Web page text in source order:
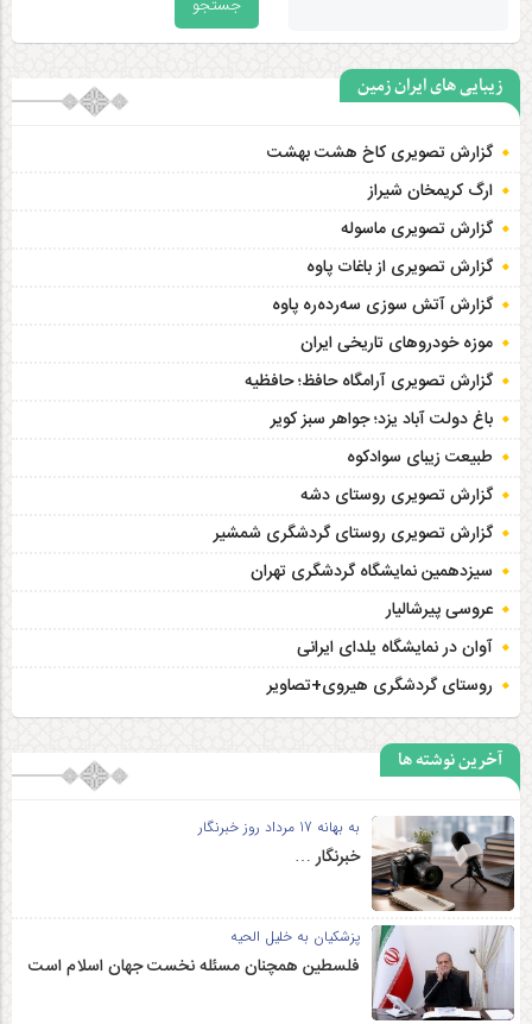
زیبایی های ایران زمین
گزارش تصویری کاخ هشت‌ بهشت
ارگ کریمخان شیراز
گزارش تصویری ماسوله
گزارش تصویری از باغات پاوه
گزارش آتش سوزی سەردەرە پاوه
موزه خودروهای تاریخی ایران
گزارش تصویری آرامگاه حافظ؛ حافظیه‎
باغ دولت آباد یزد؛ جواهر سبز کویر
طبیعت زیبای سوادکوه
گزارش تصویری روستای دشه
گزارش تصویری روستای گردشگری شمشیر
سیزدهمین نمایشگاه گردشگری تهران
عروسی پیرشالیار
آوان در نمایشگاه یلدای ایرانی
روستای گردشگری هیروی+تصاویر
آخرین نوشته ها
به بهانه 17 مرداد روز خبرنگار
خبرنگار …
پزشکیان به خلیل الحیه
فلسطین همچنان مسئله نخست جهان اسلام است